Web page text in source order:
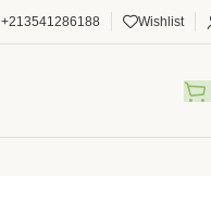
+213541286188 Wishlist